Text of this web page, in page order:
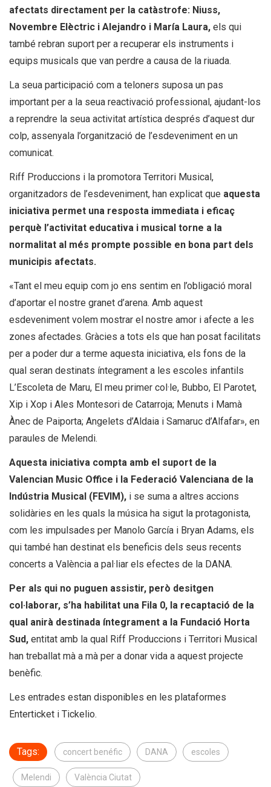
afectats directament per la catàstrofe: Niuss,
Novembre Elèctric i Alejandro i María Laura, els qui
també rebran suport per a recuperar els instruments i
equips musicals que van perdre a causa de la riuada.
La seua participació com a teloners suposa un pas
important per a la seua reactivació professional, ajudant-los
a reprendre la seua activitat artística després d’aquest dur
colp, assenyala l’organització de l’esdeveniment en un
comunicat.
Riff Produccions i la promotora Territori Musical,
organitzadors de l’esdeveniment, han explicat que aquesta
iniciativa permet una resposta immediata i eficaç
perquè l’activitat educativa i musical torne a la
normalitat al més prompte possible en bona part dels
municipis afectats.
«Tant el meu equip com jo ens sentim en l’obligació moral
d’aportar el nostre granet d’arena. Amb aquest
esdeveniment volem mostrar el nostre amor i afecte a les
zones afectades. Gràcies a tots els que han posat facilitats
per a poder dur a terme aquesta iniciativa, els fons de la
qual seran destinats íntegrament a les escoles infantils
L’Escoleta de Maru, El meu primer col·le, Bubbo, El Parotet,
Xip i Xop i Ales Montesori de Catarroja; Menuts i Mamà
Ànec de Paiporta; Angelets d’Aldaia i Samaruc d’Alfafar», en
paraules de Melendi.
Aquesta iniciativa compta amb el suport de la
Valencian Music Office i la Federació Valenciana de la
Indústria Musical (FEVIM), i se suma a altres accions
solidàries en les quals la música ha sigut la protagonista,
com les impulsades per Manolo García i Bryan Adams, els
qui també han destinat els beneficis dels seus recents
concerts a València a pal·liar els efectes de la DANA.
Per als qui no puguen assistir, però desitgen
col·laborar, s’ha habilitat una Fila 0, la recaptació de la
qual anirà destinada íntegrament a la Fundació Horta
Sud, entitat amb la qual Riff Produccions i Territori Musical
han treballat mà a mà per a donar vida a aquest projecte
benèfic.
Les entrades estan disponibles en les plataformes
Enterticket i Tickelio.
Tags: concert benéfic DANA escoles
Melendi València Ciutat